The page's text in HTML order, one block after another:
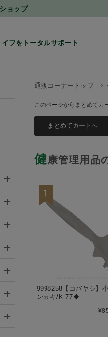
ョップ
フをトータルサポート
通販コーナートップ
このページからまとめてカ
健康管理用品
9998258【コバヤシ】
ンカキ/K-77◆